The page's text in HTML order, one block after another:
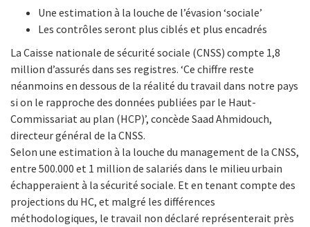
Une estimation à la louche de l’évasion ‘sociale’
Les contrôles seront plus ciblés et plus encadrés
La Caisse nationale de sécurité sociale (CNSS) compte 1,8
million d’assurés dans ses registres. ‘Ce chiffre reste
néanmoins en dessous de la réalité du travail dans notre pays
si on le rapproche des données publiées par le Haut-
Commissariat au plan (HCP)’, concède Saad Ahmidouch,
directeur général de la CNSS.
Selon une estimation à la louche du management de la CNSS,
entre 500.000 et 1 million de salariés dans le milieu urbain
échapperaient à la sécurité sociale. Et en tenant compte des
projections du HC, et malgré les différences
méthodologiques, le travail non déclaré représenterait près